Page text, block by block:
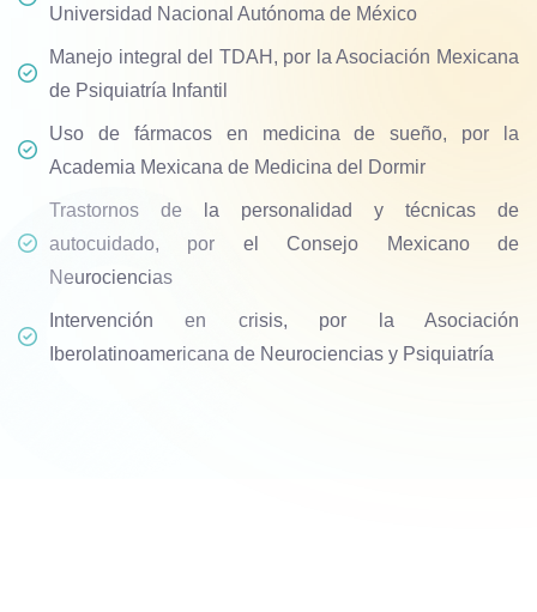
Universidad Nacional Autónoma de México
Manejo integral del TDAH, por la Asociación Mexicana
de Psiquiatría Infantil
Uso de fármacos en medicina de sueño, por la
Academia Mexicana de Medicina del Dormir
Trastornos de la personalidad y técnicas de
autocuidado, por el Consejo Mexicano de
Neurociencias
Intervención en crisis, por la Asociación
Iberolatinoamericana de Neurociencias y Psiquiatría